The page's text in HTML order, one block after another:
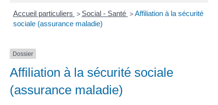
Accueil particuliers > Social - Santé > Affiliation à la sécurité
sociale (assurance maladie)
Dossier
Affiliation à la sécurité sociale
(assurance maladie)